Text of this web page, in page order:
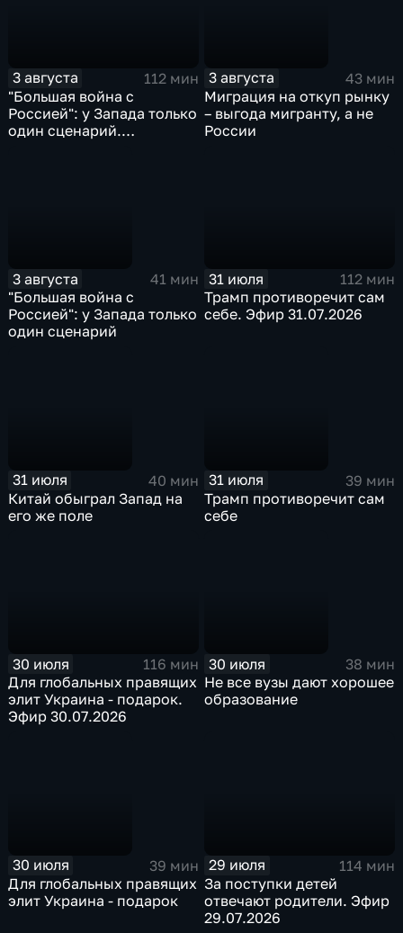
3 августа
112 мин
"Большая война с
Россией": у Запада только
один сценарий.
3 августа
43 мин
Миграция на откуп рынку
– выгода мигранту, а не
России
3 августа
41 мин
"Большая война с
Россией": у Запада только
один сценарий
31 июля
112 мин
Трамп противоречит сам
себе. Эфир 31.07.2026
31 июля
40 мин
Китай обыграл Запад на
его же поле
31 июля
39 мин
Трамп противоречит сам
себе
30 июля
116 мин
Для глобальных правящих
элит Украина - подарок.
Эфир 30.07.2026
30 июля
38 мин
Не все вузы дают хорошее
образование
30 июля
39 мин
Для глобальных правящих
элит Украина - подарок
29 июля
114 мин
За поступки детей
отвечают родители. Эфир
29.07.2026